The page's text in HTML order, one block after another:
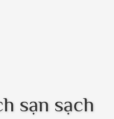
sạn sạch